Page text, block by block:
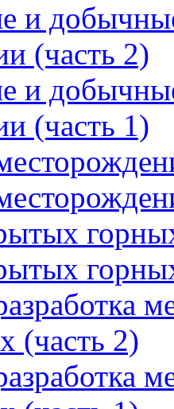
и
(часть 2)
и
(часть 1)
(часть 2)